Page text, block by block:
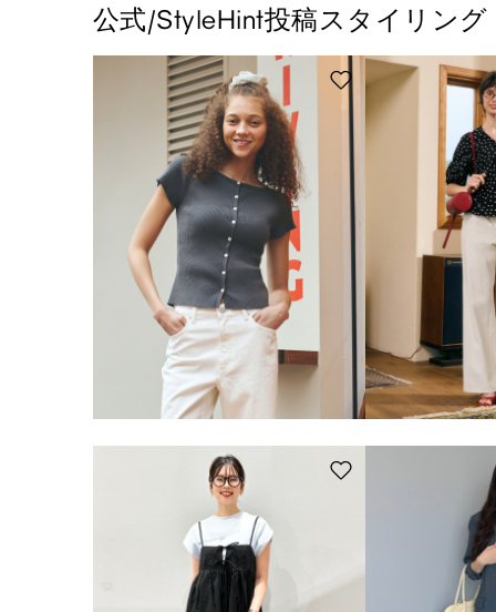
公式/StyleHint投稿スタイリング